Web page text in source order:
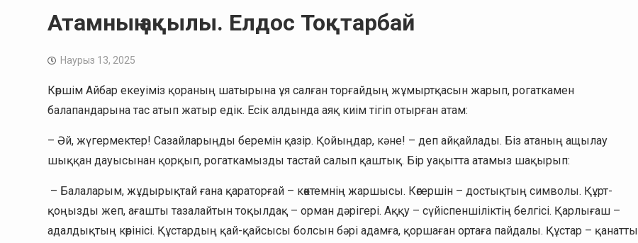
Атамның ақылы. Елдос Тоқтарбай
Наурыз 13, 2025
Көршім Айбар екеуіміз қораның шатырына ұя салған торғайдың жұмыртқасын жарып, рогаткамен
балапандарына тас атып жатыр едік. Есік алдында аяқ киім тігіп отырған атам:
– Әй, жүгермектер! Сазайларыңды беремін қазір. Қойыңдар, кәне! – деп айқайлады. Біз атаның ащылау
шыққан дауысынан қорқып, рогаткамызды тастай салып қаштық. Бір уақытта атамыз шақырып:
– Балаларым, жұдырықтай ғана қараторғай – көктемнің жаршысы. Көгершін – достықтың символы. Құрт-
қоңызды жеп, ағашты тазалайтын тоқылдақ – орман дәрігері. Аққу – сүйіспеншіліктің белгісі. Қарлығаш –
адалдықтың көрінісі. Құстардың қай-қайсысы болсын бәрі адамға, қоршаған ортаға пайдалы. Құстар – қанатты